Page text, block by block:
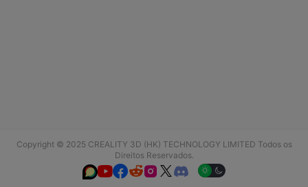
Copyright © 2025 CREALITY 3D (HK) TECHNOLOGY LIMITED Todos os
Direitos Reservados.
  